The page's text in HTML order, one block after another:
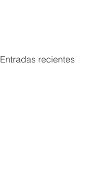
Entradas recientes